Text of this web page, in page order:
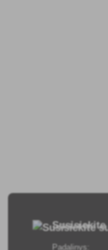
Susisiekite
Padalinys: